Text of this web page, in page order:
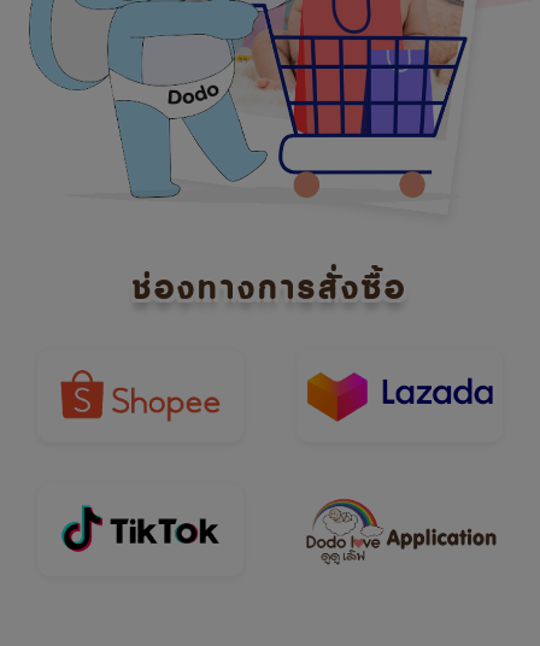
ช่องทางการสั่งซื้อ